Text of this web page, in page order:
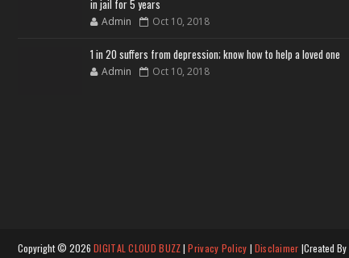
in jail for 5 years
Admin Oct 10, 2018
1 in 20 suffers from depression; know how to help a loved one
Admin Oct 10, 2018
Copyright © 2026 DIGITAL CLOUD BUZZ|Privacy Policy | Disclaimer |Created By